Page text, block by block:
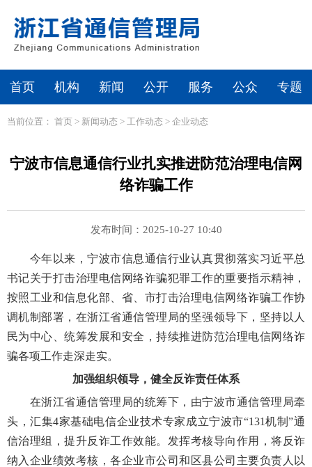
首页 机构 新闻 公开 服务 公众 专题
当前位置： 首页 > 新闻动态 > 工作动态 > 企业动态
宁波市信息通信行业扎实推进防范治理电信网
络诈骗工作
发布时间：2025-10-27 10:40
今年以来，宁波市信息通信行业认真贯彻落实习近平总
书记关于打击治理电信网络诈骗犯罪工作的重要指示精神，
按照工业和信息化部、省、市打击治理电信网络诈骗工作协
调机制部署，在浙江省通信管理局的坚强领导下，坚持以人
民为中心、统筹发展和安全，持续推进防范治理电信网络诈
骗各项工作走深走实。
加强组织领导，健全反诈责任体系
在浙江省通信管理局的统筹下，由宁波市通信管理局牵
头，汇集4家基础电信企业技术专家成立宁波市“131机制”通
信治理组，提升反诈工作效能。发挥考核导向作用，将反诈
纳入企业绩效考核，各企业市公司和区县公司主要负责人以